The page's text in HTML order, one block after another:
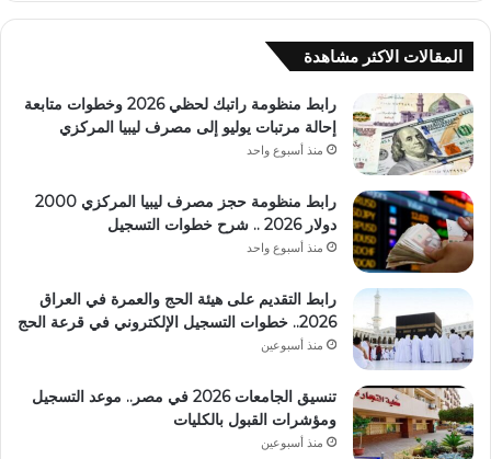
المقالات الاكثر مشاهدة
رابط منظومة راتبك لحظي 2026 وخطوات متابعة
إحالة مرتبات يوليو إلى مصرف ليبيا المركزي
منذ أسبوع واحد
رابط منظومة حجز مصرف ليبيا المركزي 2000
دولار 2026 .. شرح خطوات التسجيل
منذ أسبوع واحد
رابط التقديم على هيئة الحج والعمرة في العراق
2026.. خطوات التسجيل الإلكتروني في قرعة الحج
منذ أسبوعين
تنسيق الجامعات 2026 في مصر.. موعد التسجيل
ومؤشرات القبول بالكليات
منذ أسبوعين